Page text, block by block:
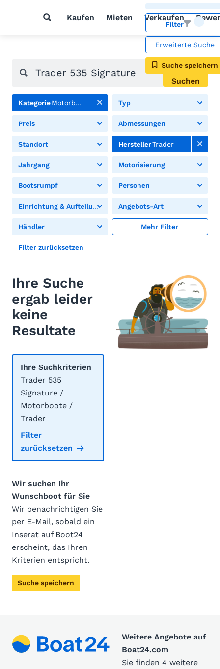
Kaufen Mieten Verkaufen
Filter
Erweiterte Suche
Suche speichern
Suchen
KategorieMotorboote Typ
Preis Abmessungen
Standort HerstellerTrader
Jahrgang Motorisierung
Bootsrumpf Personen
Einrichtung & Aufteilung Angebots-Art
Händler Mehr Filter
Filter zurücksetzen
Ihre Suche
ergab leider
keine
Resultate
Ihre Suchkriterien
Trader 535
Signature /
Motorboote /
Trader
Filter
zurücksetzen
Wir suchen Ihr
Wunschboot für Sie
Wir benachrichtigen Sie
per E-Mail, sobald ein
Inserat auf Boot24
erscheint, das Ihren
Kriterien entspricht.
Suche speichern
Weitere Angebote auf
Boat24.com
Sie finden 4 weitere